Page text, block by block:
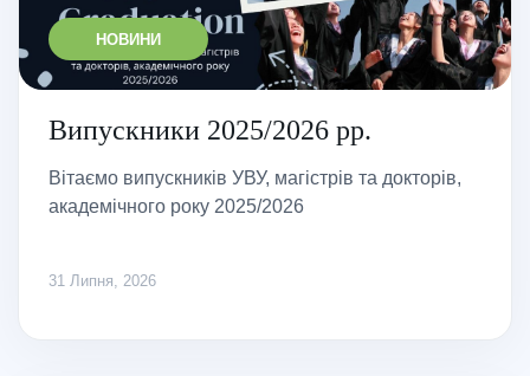
НОВИНИ
Випускники 2025/2026 рр.
Вітаємо випускників УВУ, магістрів та докторів,
академічного року 2025/2026
31 Липня, 2026